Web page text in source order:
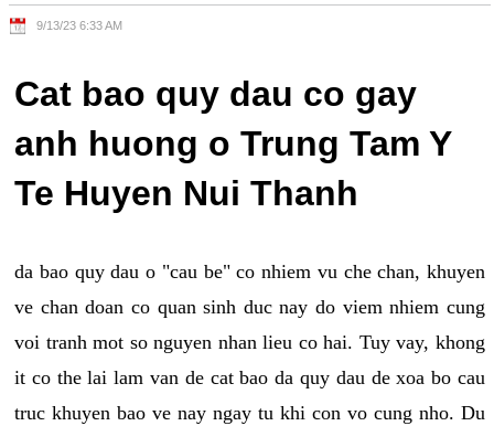
9/13/23 6:33 AM
Cat bao quy dau co gay
anh huong o Trung Tam Y
Te Huyen Nui Thanh
da bao quy dau o "cau be" co nhiem vu che chan, khuyen
ve chan doan co quan sinh duc nay do viem nhiem cung
voi tranh mot so nguyen nhan lieu co hai. Tuy vay, khong
it co the lai lam van de cat bao da quy dau de xoa bo cau
truc khuyen bao ve nay ngay tu khi con vo cung nho. Du